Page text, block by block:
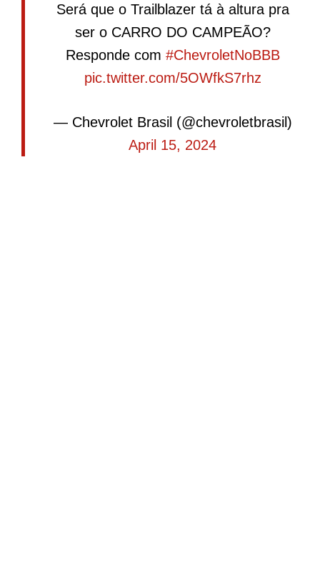
Será que o Trailblazer tá à altura pra
ser o CARRO DO CAMPEÃO?
Responde com #ChevroletNoBBB
pic.twitter.com/5OWfkS7rhz
— Chevrolet Brasil (@chevroletbrasil)
April 15, 2024